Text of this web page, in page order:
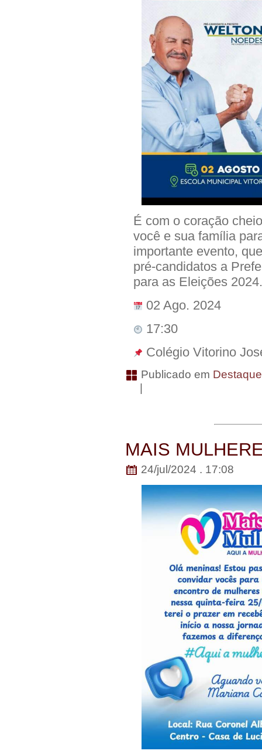
É com o coração
você e sua família
importante evento,
pré-candidatos a
para as Eleições 2024.
02 Ago. 2024
17:30
Colégio Vitorino
Publicado em
|
MAIS
24/jul/2024 . 17:08